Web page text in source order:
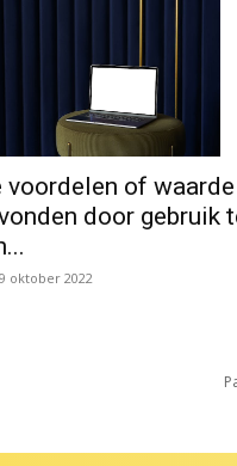
voordelen of waarde
door gebruik
oktober 2022